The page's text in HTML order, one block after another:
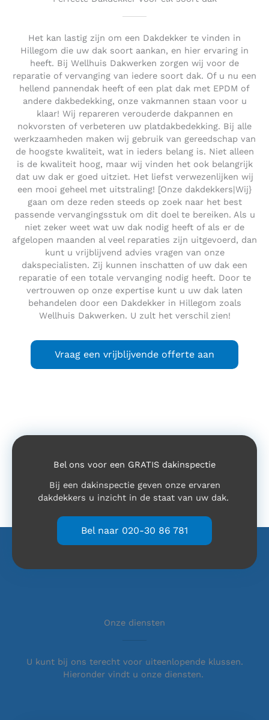
Het kan lastig zijn om een Dakdekker te vinden in
Hillegom die uw dak soort aankan, en hier ervaring in
heeft. Bij Wellhuis Dakwerken zorgen wij voor de
reparatie of vervanging van iedere soort dak. Of u nu een
hellend pannendak heeft of een plat dak met EPDM of
andere dakbedekking, onze vakmannen staan voor u
klaar! Wij repareren verouderde dakpannen en
nokvorsten of verbeteren uw platdakbedekking. Bij alle
werkzaamheden maken wij gebruik van gereedschap van
de hoogste kwaliteit, wat in ieders belang is. Niet alleen
is de kwaliteit hoog, maar wij vinden het ook belangrijk
dat uw dak er goed uitziet. Het liefst verwezenlijken wij
een mooi geheel met uitstraling! [Onze dakdekkers|Wij}
gaan om deze reden steeds op zoek naar het best
passende vervangingsstuk om dit doel te bereiken. Als u
niet zeker weet wat uw dak nodig heeft of als er de
afgelopen maanden al veel reparaties zijn uitgevoerd, dan
kunt u vrijblijvend advies vragen van onze
dakspecialisten. Zij kunnen inschatten of uw dak een
reparatie of een totale vervanging nodig heeft. Door te
vertrouwen op onze expertise kunt u uw dak laten
behandelen door een Dakdekker in Hillegom zoals
Wellhuis Dakwerken. U zult het verschil zien!
Vraag een vrijblijvende offerte aan
Bel ons voor een GRATIS dakinspectie
Bij een dakinspectie geven onze ervaren
dakdekkers u inzicht in de staat van uw dak.
Bel naar 020-30 86 781
Onze diensten
U kunt bij ons terecht voor uiteenlopende klussen.
Hieronder vindt u onze diensten.